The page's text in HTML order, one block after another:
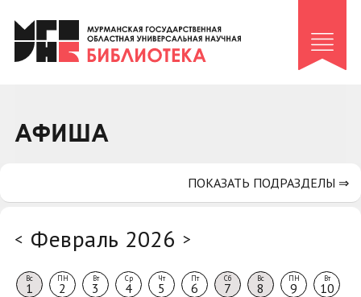
Клуб «Гиря и сельдерей»
Клуб «Семейный архив»
Коллегам
АФИША
< Февраль 2026 >
Вс
1
ПН
2
Вт
3
Ср
4
Чт
5
Пт
6
Сб
7
Вс
8
ПН
9
Вт
10
ПОКАЗАТЬ ПОДРАЗДЕЛЫ ⇒